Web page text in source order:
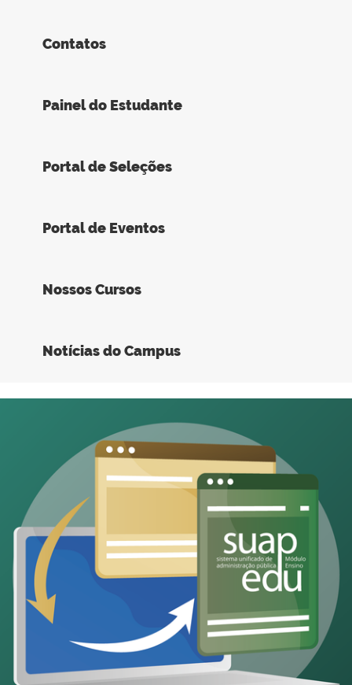
Contatos
Painel do Estudante
Portal de Seleções
Portal de Eventos
Nossos Cursos
Notícias do Campus